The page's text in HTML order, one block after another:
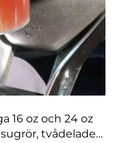
16 oz och 24 oz
tvådelade